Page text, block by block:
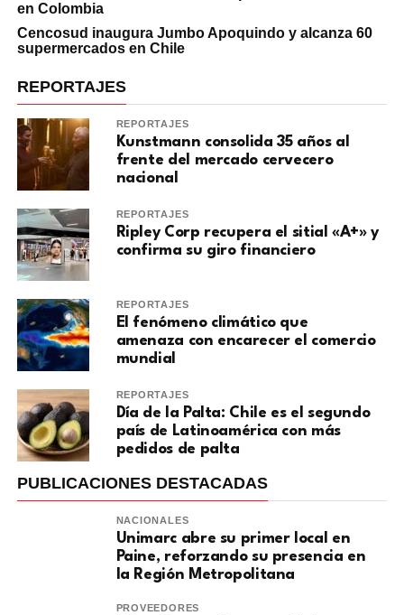
en Colombia
Cencosud inaugura Jumbo Apoquindo y alcanza 60
supermercados en Chile
REPORTAJES
REPORTAJES
Kunstmann consolida 35 años al
frente del mercado cervecero
nacional
REPORTAJES
Ripley Corp recupera el sitial «A+» y
confirma su giro financiero
REPORTAJES
El fenómeno climático que
amenaza con encarecer el comercio
mundial
REPORTAJES
Día de la Palta: Chile es el segundo
país de Latinoamérica con más
pedidos de palta
PUBLICACIONES DESTACADAS
NACIONALES
Unimarc abre su primer local en
Paine, reforzando su presencia en
la Región Metropolitana
PROVEEDORES